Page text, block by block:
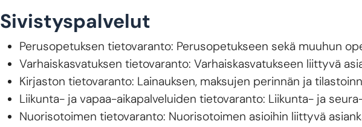
Sivistyspalvelut
Perusopetuksen tietovaranto: Perusopetukseen sekä muuhun
Varhaiskasvatuksen tietovaranto: Varhaiskasvatukseen liittyvä
Kirjaston tietovaranto: Lainauksen, maksujen perinnän ja
Liikunta- ja vapaa-aikapalveluiden tietovaranto: Liikunta- ja
Nuorisotoimen tietovaranto: Nuorisotoimen asioihin liittyvä